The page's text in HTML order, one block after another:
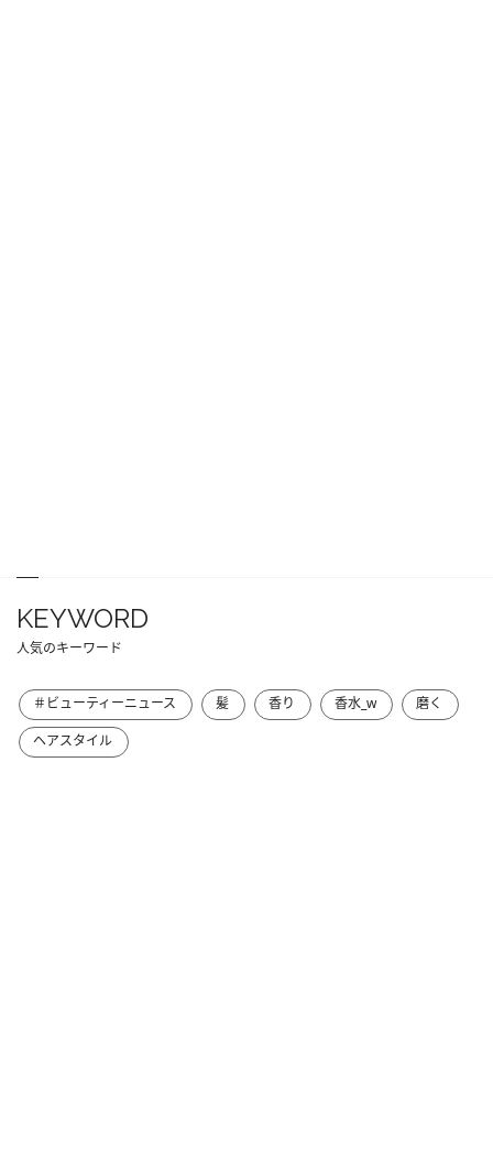
KEYWORD
人気のキーワード
＃ビューティーニュース 髪 香り 香水_w
磨く
ヘアスタイル